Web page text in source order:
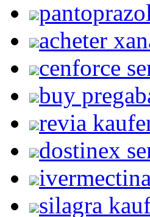
acheter
cenforce
buy
revia
dostinex
silagra